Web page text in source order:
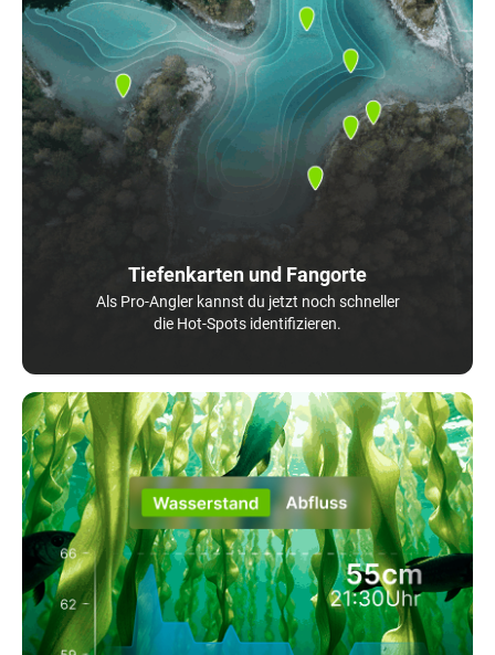
Tiefenkarten und Fangorte
Als Pro-Angler kannst du jetzt noch schneller
die Hot-Spots identifizieren.